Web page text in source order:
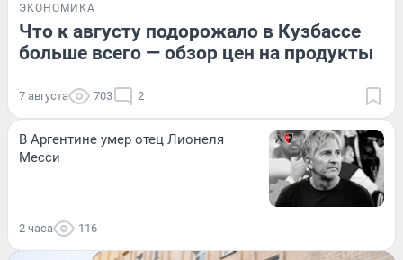
ЭКОНОМИКА
Что к августу подорожало в Кузбассе
больше всего — обзор цен на продукты
7 августа 703 2
В Аргентине умер отец Лионеля
Месси
2 часа 116